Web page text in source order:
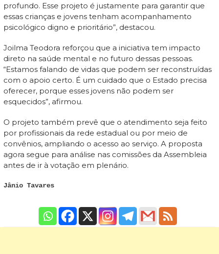
profundo. Esse projeto é justamente para garantir que
essas crianças e jovens tenham acompanhamento
psicológico digno e prioritário”, destacou.
Joilma Teodora reforçou que a iniciativa tem impacto
direto na saúde mental e no futuro dessas pessoas.
“Estamos falando de vidas que podem ser reconstruídas
com o apoio certo. É um cuidado que o Estado precisa
oferecer, porque esses jovens não podem ser
esquecidos”, afirmou.
O projeto também prevê que o atendimento seja feito
por profissionais da rede estadual ou por meio de
convênios, ampliando o acesso ao serviço. A proposta
agora segue para análise nas comissões da Assembleia
antes de ir à votação em plenário.
Jânio Tavares